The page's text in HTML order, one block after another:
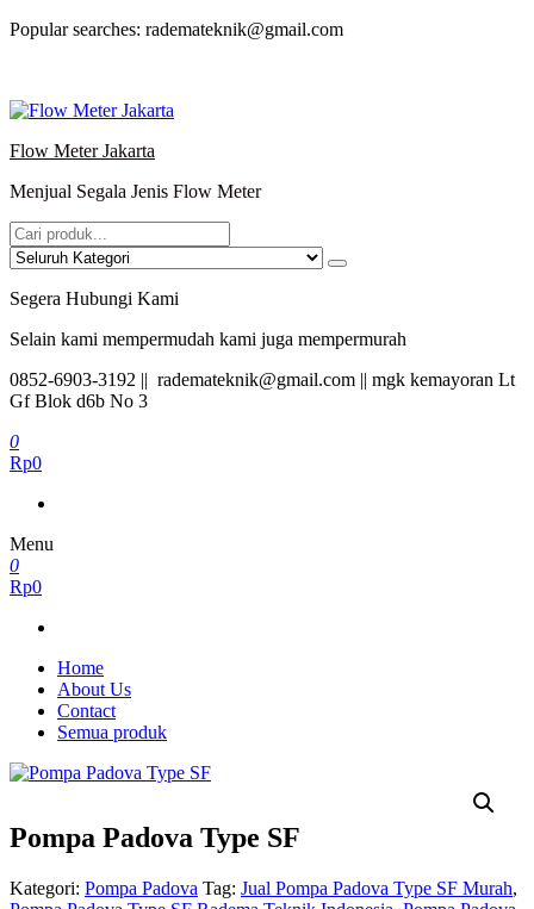
Lompat
Popular searches: rademateknik@gmail.com
Flow Meter Jakarta
Menjual Segala Jenis Flow Meter
Segera Hubungi Kami
Selain kami mempermudah kami juga mempermurah
0852-6903-3192 || rademateknik@gmail.com || mgk kemayoran Lt
Gf Blok d6b No 3
0
Rp0
Menu
0
Rp0
Home
About Us
Contact
Semua produk
Pompa Padova Type SF
Kategori: Pompa Padova Tag: Jual Pompa Padova Type SF Murah,